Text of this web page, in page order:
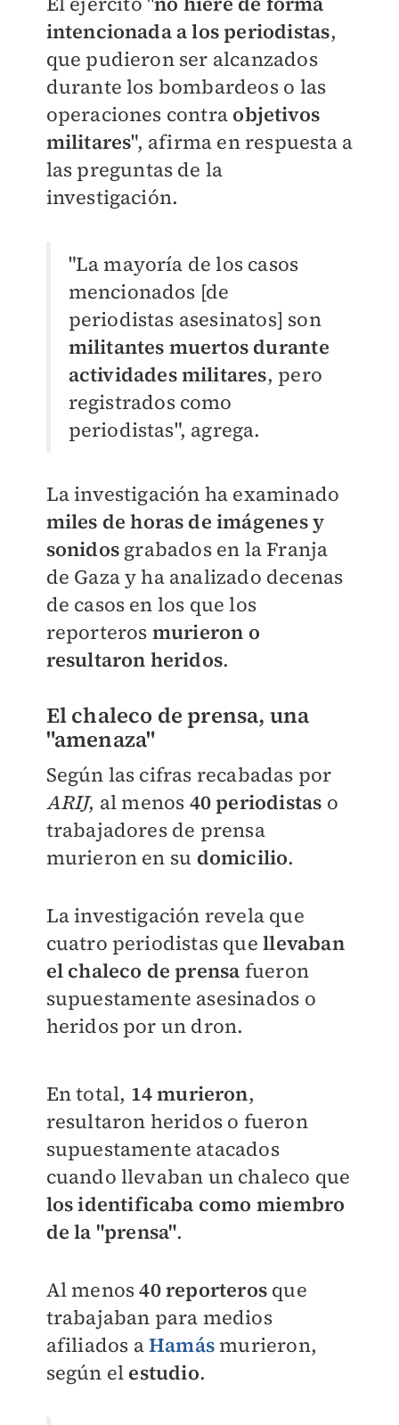
intencionada a los periodistas,
que pudieron ser alcanzados
durante los bombardeos o las
operaciones contra objetivos
militares", afirma en respuesta a
las preguntas de la
investigación.
"La mayoría de los casos
mencionados [de
periodistas asesinatos] son
militantes muertos durante
actividades militares, pero
registrados como
periodistas", agrega.
La investigación ha examinado
miles de horas de imágenes y
sonidosgrabados en la Franja
de Gaza y ha analizado decenas
de casos en los que los
reporteros murieron o
resultaron heridos.
El chaleco de prensa, una
"amenaza"
Según las cifras recabadas por
ARIJ, al menos 40 periodistas o
trabajadores de prensa
murieron en su domicilio.
La investigación revela que
cuatro periodistas quellevaban
el chaleco de prensa fueron
supuestamente asesinados o
heridos por un dron.
En total, 14 murieron,
resultaron heridos o fueron
supuestamente atacados
cuando llevaban un chaleco que
los identificaba como miembro
de la "prensa".
Al menos40 reporterosque
trabajaban para medios
afiliados aHamásmurieron,
según el estudio.